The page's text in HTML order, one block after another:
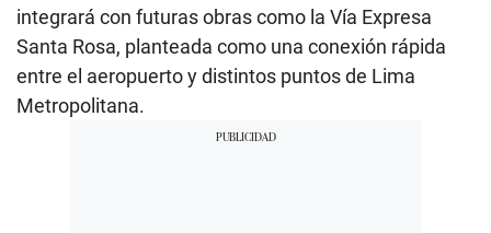
integrará con futuras obras como la Vía Expresa
Santa Rosa, planteada como una conexión rápida
entre el aeropuerto y distintos puntos de Lima
Metropolitana.